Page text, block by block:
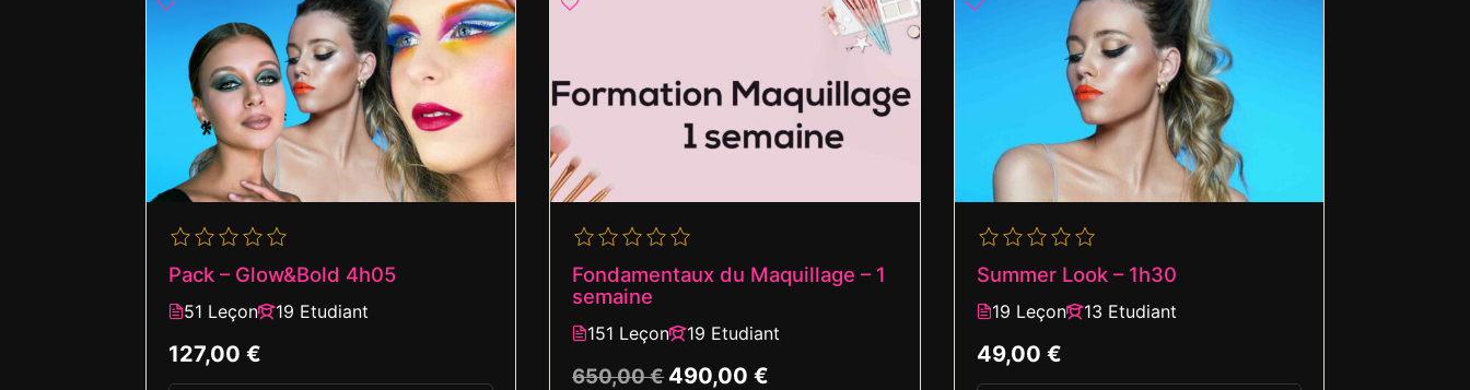
Pack – Glow&Bold 4h05
51 Leçon 19 Etudiant
127,00 €
Fondamentaux du Maquillage – 1
semaine
151 Leçon 19 Etudiant
650,00 € 490,00 €
Summer Look – 1h30
19 Leçon 13 Etudiant
49,00 €